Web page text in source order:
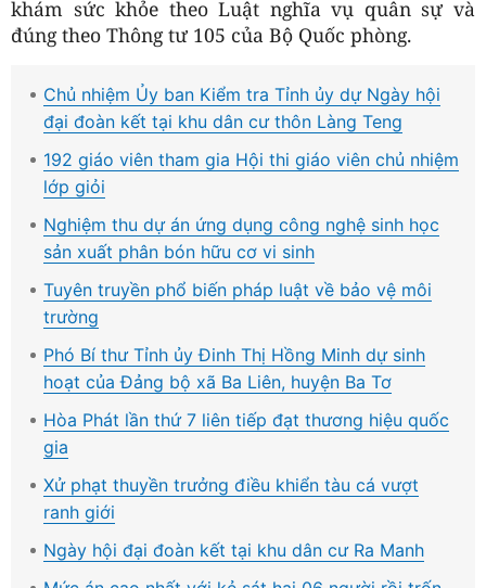
khám sức khỏe theo Luật nghĩa vụ quân sự và
đúng theo Thông tư 105 của Bộ Quốc phòng.
Chủ nhiệm Ủy ban Kiểm tra Tỉnh ủy dự Ngày hội
đại đoàn kết tại khu dân cư thôn Làng Teng
192 giáo viên tham gia Hội thi giáo viên chủ nhiệm
lớp giỏi
Nghiệm thu dự án ứng dụng công nghệ sinh học
sản xuất phân bón hữu cơ vi sinh
Tuyên truyền phổ biến pháp luật về bảo vệ môi
trường
Phó Bí thư Tỉnh ủy Đinh Thị Hồng Minh dự sinh
hoạt của Đảng bộ xã Ba Liên, huyện Ba Tơ
Hòa Phát lần thứ 7 liên tiếp đạt thương hiệu quốc
gia
Xử phạt thuyền trưởng điều khiển tàu cá vượt
ranh giới
Ngày hội đại đoàn kết tại khu dân cư Ra Manh